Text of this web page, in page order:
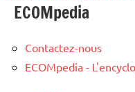
ECOMpedia
Contactez-nous
ECOMpedia -